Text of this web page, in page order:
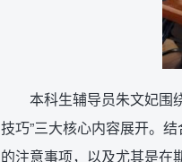
本科生辅导员朱文妃围
技巧”三大核心内容展开。
的注意事项，以及尤其是在